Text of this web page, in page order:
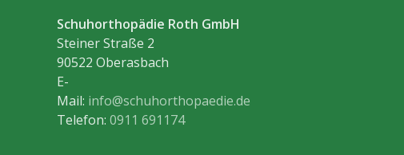
Schuhorthopädie Roth GmbH
Steiner Straße 2
90522 Oberasbach
E-
Mail: info@schuhorthopaedie.de
Telefon: 0911 691174